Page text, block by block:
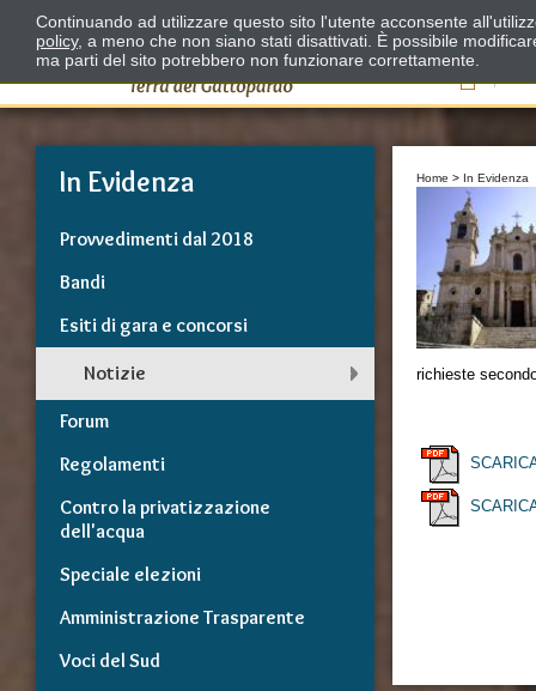
Il
In Evidenza
Provvedimenti dal 2018
Bandi
Esiti di gara e concorsi
Notizie
Forum
Regolamenti
Contro la privatizzazione
dell'acqua
Speciale elezioni
Amministrazione Trasparente
Voci del Sud
Home > In Evidenza
richieste
Continuando ad utilizzare questo sito l'utente acconsente
policy, a meno che non siano stati disattivati. È possibile
ma parti del sito potrebbero non funzionare correttamente.